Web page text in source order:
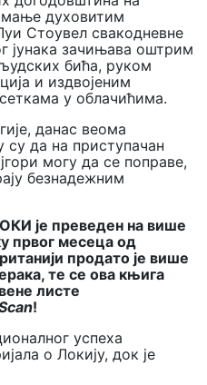
духовитим
Стоувел свакодневне
јунака зачињава оштрим
бића, руком
и издвојеним
у облачићима.
данас веома
да на приступачан
могу да се поправе,
безнадежним
је преведен на више
првог месеца од
продато је више
те се ова књига
листе
!
успеха
о Локију, док је